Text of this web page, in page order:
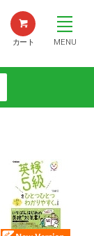
カート MENU